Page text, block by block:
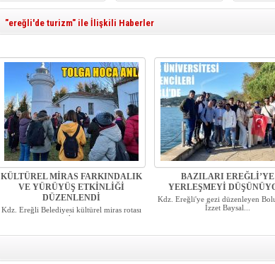
"ereğli'de turizm" ile İlişkili Haberler
KÜLTÜREL MİRAS FARKINDALIK
VE YÜRÜYÜŞ ETKİNLİĞİ
DÜZENLENDİ
Kdz. Ereğli Belediyesi kültürel miras rotası
gezileri ...
BAZILARI EREĞLİ’YE
YERLEŞMEYİ
Kdz. Ereğli'ye gezi düzenleyen
İzzet Baysal...